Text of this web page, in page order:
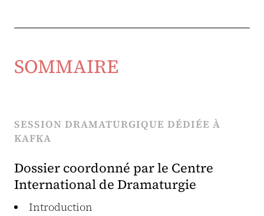
SOMMAIRE
SESSION DRAMATURGIQUE DÉDIÉE À
KAFKA
Dossier coordonné par le Centre
International de Dramaturgie
Introduction